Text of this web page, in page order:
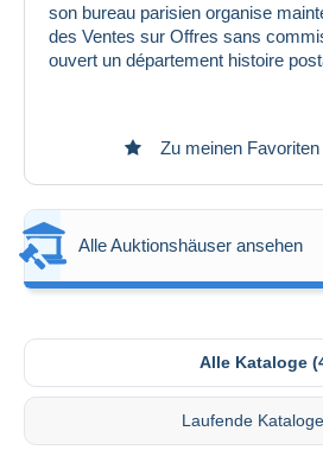
son bureau parisien organise
des Ventes sur Offres sans
ouvert un département histoire
Zu meinen
Alle Auktionshäuser ansehen
Alle Kataloge
Laufende